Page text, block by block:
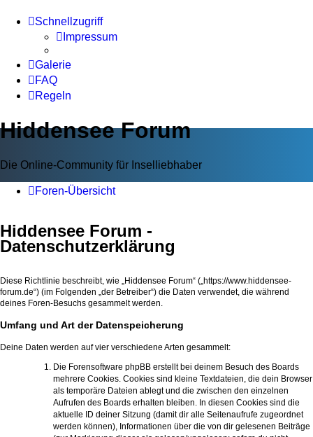
Schnellzugriff
Impressum
Galerie
FAQ
Regeln
Hiddensee Forum
Die Online-Community für Inselliebhaber
Foren-Übersicht
Hiddensee Forum -
Datenschutzerklärung
Diese Richtlinie beschreibt, wie „Hiddensee Forum“ („https://www.hiddensee-
forum.de“) (im Folgenden „der Betreiber“) die Daten verwendet, die während
deines Foren-Besuchs gesammelt werden.
Umfang und Art der Datenspeicherung
Deine Daten werden auf vier verschiedene Arten gesammelt:
Die Forensoftware phpBB erstellt bei deinem Besuch des Boards
mehrere Cookies. Cookies sind kleine Textdateien, die dein Browser
als temporäre Dateien ablegt und die zwischen den einzelnen
Aufrufen des Boards erhalten bleiben. In diesen Cookies sind die
aktuelle ID deiner Sitzung (damit dir alle Seitenaufrufe zugeordnet
werden können), Informationen über die von dir gelesenen Beiträge